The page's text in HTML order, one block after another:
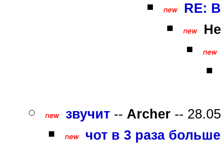
RE:
звучит -- Archer --
чот в 3 раза